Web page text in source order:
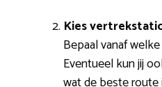
Kies
Bepaal vanaf
Eventueel kun jij
wat de beste